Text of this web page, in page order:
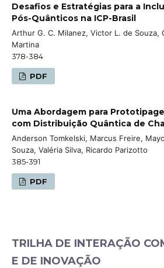
Desafios e Estratégias para a
Pós-Quânticos na ICP-Brasil
Arthur G. C. Milanez, Victor L. de Souza,
Martina
378-384
PDF
Uma Abordagem para
com Distribuição Quântica de
Anderson Tomkelski, Marcus Freire,
Souza, Valéria Silva, Ricardo Parizotto
385-391
PDF
TRILHA DE INTERAÇÃO
E DE INOVAÇÃO